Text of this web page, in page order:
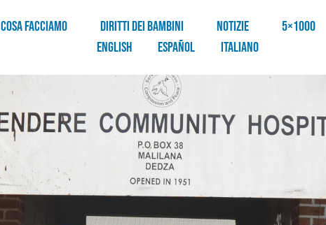
COSA FACCIAMO DIRITTI DEI BAMBINI NOTIZIE 5×1000
English
Español Italiano